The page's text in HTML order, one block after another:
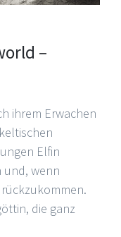
–
ihrem Erwachen
Elfin
und, wenn
die ganz